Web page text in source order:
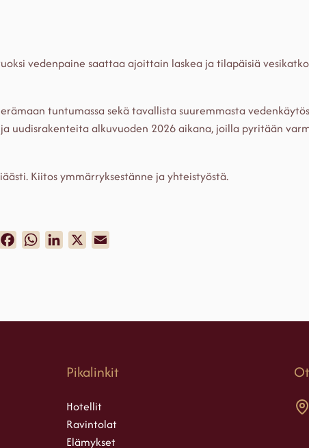
vedenpaine saattaa ajoittain laskea ja tilapäisiä
tuntumassa sekä tavallista suuremmasta
alkuvuoden 2026 aikana, joilla pyritään
Kiitos ymmärryksestänne ja yhteistyöstä.
FacebookWhatsAppLinkedIn
Pikalinkit
Hotellit
Ravintolat
Elämykset